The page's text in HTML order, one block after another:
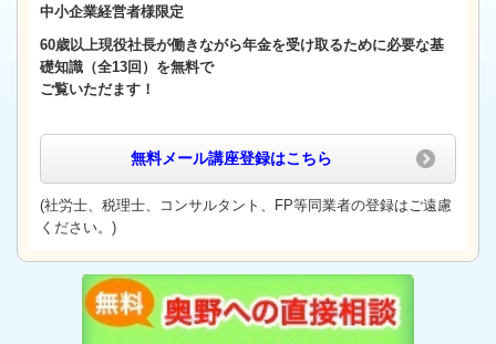
中小企業経営者様限定
60歳以上現役社長が働きながら年金を受け取るために必要な基
礎知識（全13回） を無料で
ご覧いただます！
無料メール講座登録はこちら
(社労士、税理士、コンサルタント、FP等同業者の登録はご遠慮
ください。)